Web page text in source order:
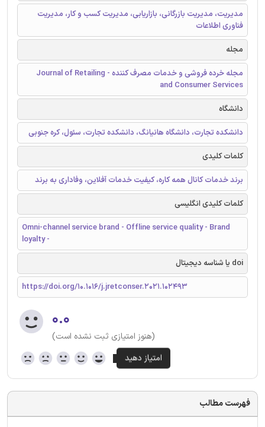
مدیریت، مدیریت بازرگانی، بازاریابی، مدیریت کسب و کار، مدیریت
فناوری اطلاعات
مجله
مجله خرده فروشی و خدمات مصرف کننده - Journal of Retailing
and Consumer Services
دانشگاه
دانشکده تجارت، دانشگاه هانیانگ، دانشکده تجارت، سئول، کره جنوبی
کلمات کلیدی
برند خدمات کانال همه‌ کاره، کیفیت خدمات آفلاین، وفاداری به برند
کلمات کلیدی انگلیسی
Omni-channel service brand - Offline service quality - Brand
loyalty -
doi یا شناسه دیجیتال
https://doi.org/10.1016/j.jretconser.2021.102493
۰.۰
(هنوز امتیازی ثبت نشده است)
فهرست مطالب